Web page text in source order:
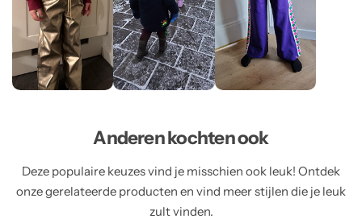
Anderen kochten ook
Deze populaire keuzes vind je misschien ook leuk! Ontdek
onze gerelateerde producten en vind meer stijlen die je leuk
zult vinden.